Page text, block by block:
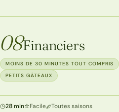
08Financiers
MOINS DE 30 MINUTES TOUT COMPRIS
PETITS GÂTEAUX
28 min Facile Toutes saisons